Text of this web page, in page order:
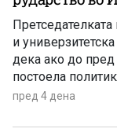
и
дека ако до
постоела
таа политика е
пред 4 дена